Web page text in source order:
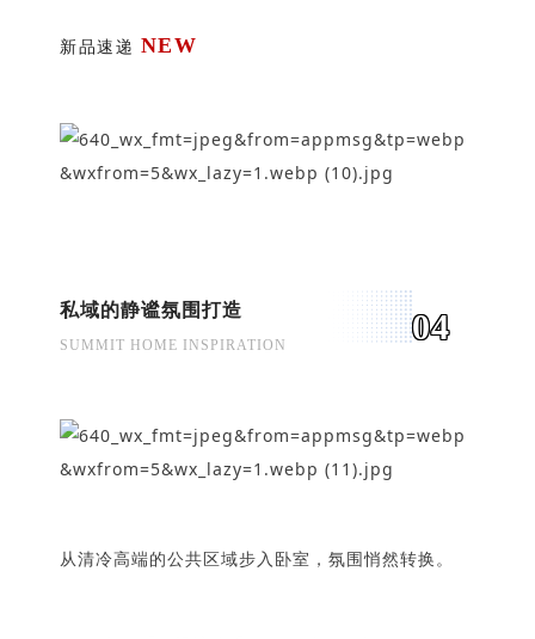
新品速递 NEW
私域的静谧氛围打造
SUMMIT HOME INSPIRATION 04
从清冷高端的公共区域步入卧室，氛围悄然转换。